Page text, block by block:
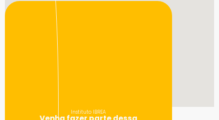
Instituto IBREA